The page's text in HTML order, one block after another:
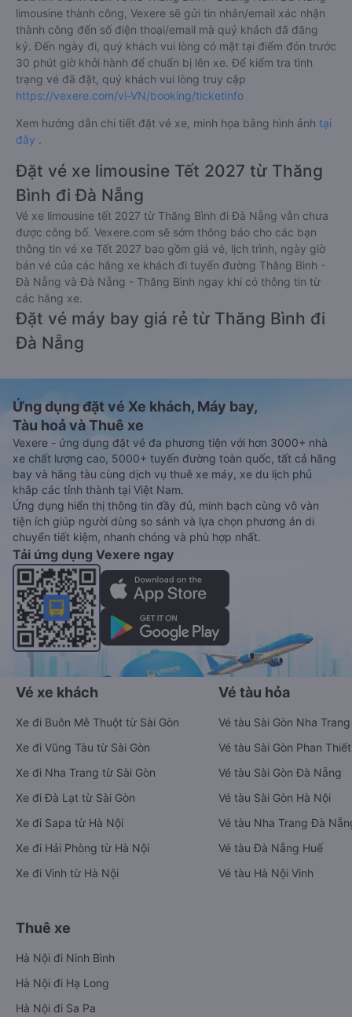
limousine thành công, Vexere sẽ gửi tin nhắn/email xác nhận
thành công đến số điện thoại/email mà quý khách đã đăng
ký. Đến ngày đi, quý khách vui lòng có mặt tại điểm đón trước
30 phút giờ khởi hành để chuẩn bị lên xe. Để kiểm tra tình
trạng vé đã đặt, quý khách vui lòng truy cập
https://vexere.com/vi-VN/booking/ticketinfo
Xem hướng dẫn chi tiết đặt vé xe, minh họa bằng hình ảnh tại
đây .
Đặt vé xe limousine Tết 2027 từ Thăng
Bình đi Đà Nẵng
Vé xe limousine tết 2027 từ Thăng Bình đi Đà Nẵng vẫn chưa
được công bố. Vexere.com sẽ sớm thông báo cho các bạn
thông tin vé xe Tết 2027 bao gồm giá vé, lịch trình, ngày giờ
bán vé của các hãng xe khách đi tuyến đường Thăng Bình -
Đà Nẵng và Đà Nẵng - Thăng Bình ngay khi có thông tin từ
các hãng xe.
Đặt vé máy bay giá rẻ từ Thăng Bình đi
Đà Nẵng
Ứng dụng đặt vé Xe khách, Máy bay,
Tàu hoả và Thuê xe
Vexere - ứng dụng đặt vé đa phương tiện với hơn 3000+ nhà
xe chất lượng cao, 5000+ tuyến đường toàn quốc, tất cả hãng
bay và hãng tàu cùng dịch vụ thuê xe máy, xe du lịch phủ
khắp các tỉnh thành tại Việt Nam.
Ứng dụng hiển thị thông tin đầy đủ, minh bạch cùng vô vàn
tiện ích giúp người dùng so sánh và lựa chọn phương án di
chuyển tiết kiệm, nhanh chóng và phù hợp nhất.
Tải ứng dụng Vexere ngay
Vé xe khách
Xe đi Buôn Mê Thuột từ Sài Gòn
Xe đi Vũng Tàu từ Sài Gòn
Xe đi Nha Trang từ Sài Gòn
Xe đi Đà Lạt từ Sài Gòn
Xe đi Sapa từ Hà Nội
Xe đi Hải Phòng từ Hà Nội
Xe đi Vinh từ Hà Nội
Vé tàu hỏa
Vé tàu Sài Gòn Nha Trang
Vé tàu Sài Gòn Phan Thiết
Vé tàu Sài Gòn Đà Nẵng
Vé tàu Sài Gòn Hà Nội
Vé tàu Nha Trang Đà
Vé tàu Đà Nẵng Huế
Vé tàu Hà Nội Vinh
Thuê xe
Hà Nội đi Ninh Bình
Hà Nội đi Hạ Long
Hà Nội đi Sa Pa